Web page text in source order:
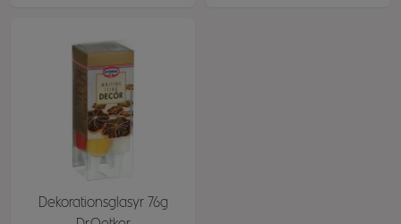
Dekorationsglasyr 76g